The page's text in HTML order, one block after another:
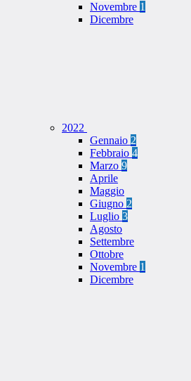
Novembre 1
Dicembre
2022
Gennaio 2
Febbraio 4
Marzo 9
Aprile
Maggio
Giugno 2
Luglio 3
Agosto
Settembre
Ottobre
Novembre 1
Dicembre